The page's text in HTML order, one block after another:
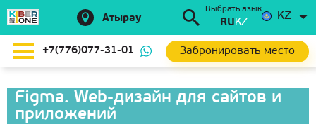
Атырау
Выбрать язык
RUKZ
KZ
+7(776)077-31-01 Забронировать место
Figma. Web-дизайн для сайтов и
приложений